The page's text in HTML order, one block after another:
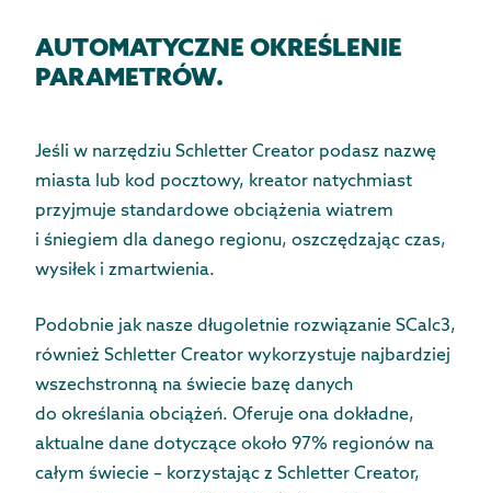
AUTOMATYCZNE OKREŚLENIE
PARAMETRÓW.
Jeśli w narzędziu Schletter Creator podasz nazwę
miasta lub kod pocztowy, kreator natychmiast
przyjmuje standardowe obciążenia wiatrem
i śniegiem dla danego regionu, oszczędzając czas,
wysiłek i zmartwienia.
Podobnie jak nasze długoletnie rozwiązanie SCalc3,
również Schletter Creator wykorzystuje najbardziej
wszechstronną na świecie bazę danych
do określania obciążeń. Oferuje ona dokładne,
aktualne dane dotyczące około 97% regionów na
całym świecie – korzystając z Schletter Creator,